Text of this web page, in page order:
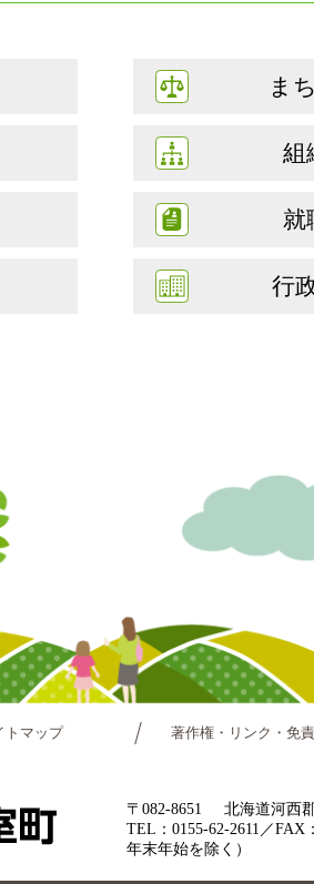
ま
組
就
行
トマップ 著作権・リンク・免
〒082-8651
北海道河西
TEL：0155-62-2611／FAX
年末年始を除く）